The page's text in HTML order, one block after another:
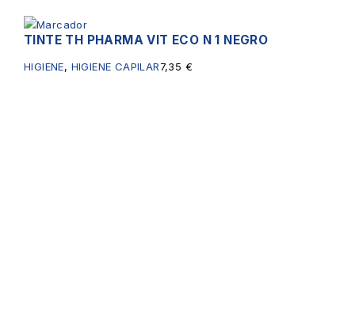
TINTE TH PHARMA VIT ECO N 1 NEGRO
HIGIENE, HIGIENE CAPILAR7,35 €